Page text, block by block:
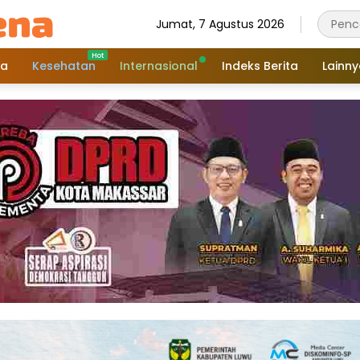
Jumat, 7 Agustus 2026
Kesehatan Internasional Indeks Berita